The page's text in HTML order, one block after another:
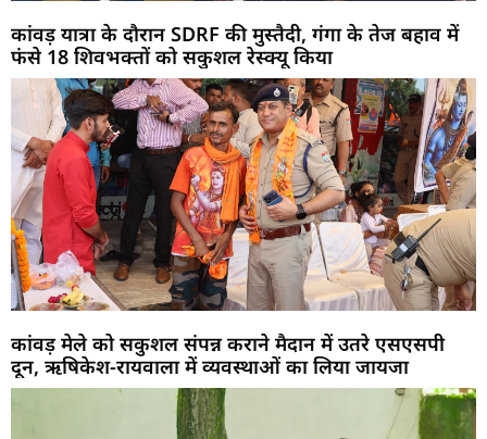
कांवड़ यात्रा के दौरान SDRF की मुस्तैदी, गंगा के तेज बहाव में
फंसे 18 शिवभक्तों को सकुशल रेस्क्यू किया
कांवड़ मेले को सकुशल संपन्न कराने मैदान में उतरे एसएसपी
दून, ऋषिकेश-रायवाला में व्यवस्थाओं का लिया जायजा